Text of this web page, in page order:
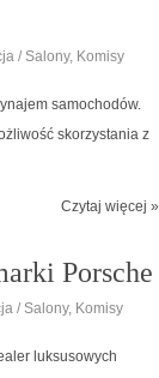
/ Salony, Komisy
samochodów.
skorzystania z
Czytaj więcej »
Porsche
/ Salony, Komisy
luksusowych